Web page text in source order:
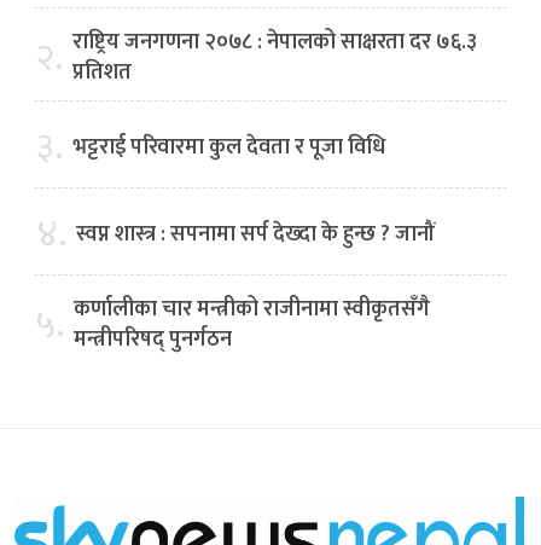
२. राष्ट्रिय जनगणना २०७८ : नेपालको साक्षरता दर ७६.३
प्रतिशत
३. भट्टराई परिवारमा कुल देवता र पूजा विधि
४. स्वप्न शास्त्र : सपनामा सर्प देख्दा के हुन्छ ? जानौं
५. कर्णालीका चार मन्त्रीको राजीनामा स्वीकृतसँगै
मन्त्रीपरिषद् पुनर्गठन